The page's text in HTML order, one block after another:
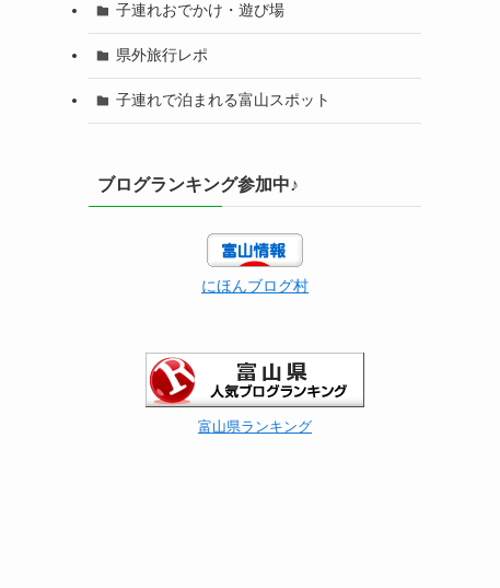
子連れおでかけ・遊び場
県外旅行レポ
子連れで泊まれる富山スポット
ブログランキング参加中♪
にほんブログ村
富山県ランキング